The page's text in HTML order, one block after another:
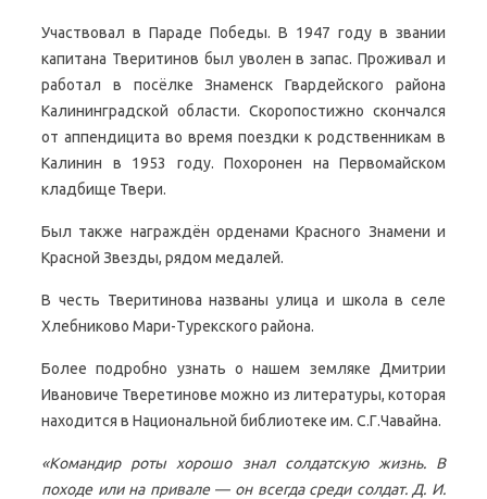
Участвовал в Параде Победы. В 1947 году в звании
капитана Тверитинов был уволен в запас. Проживал и
работал в посёлке Знаменск Гвардейского района
Калининградской области. Скоропостижно скончался
от аппендицита во время поездки к родственникам в
Калинин в 1953 году. Похоронен на Первомайском
кладбище Твери.
Был также награждён орденами Красного Знамени и
Красной Звезды, рядом медалей.
В честь Тверитинова названы улица и школа в селе
Хлебниково Мари-Турекского района.
Более подробно узнать о нашем земляке Дмитрии
Ивановиче Тверетинове можно из литературы, которая
находится в Национальной библиотеке им. С.Г.Чавайна.
«Командир роты хорошо знал солдатскую жизнь. В
походе или на привале — он всегда среди солдат. Д. И.